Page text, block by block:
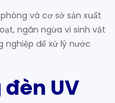
và cơ sở sản xuất
ngăn ngừa vi sinh vật
nghiệp để xử lý nước
UV